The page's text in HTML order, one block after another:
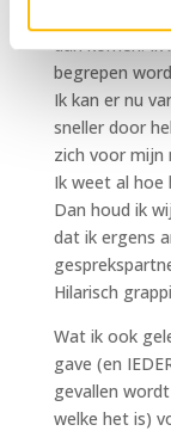
dan komen. Ik
begrepen
Ik kan er nu
sneller door
zich voor mijn
Ik weet al
Dan houd ik
dat ik ergens
Hilarisch
Wat ik ook
gave (en
gevallen
welke het is)